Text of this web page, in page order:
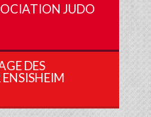
JUDO
DES